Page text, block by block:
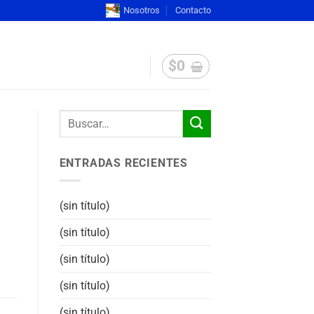
Nosotros Contacto
$0
ENTRADAS RECIENTES
(sin título)
(sin título)
(sin título)
(sin título)